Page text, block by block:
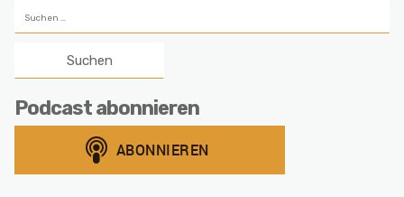
nach:
Podcast abonnieren